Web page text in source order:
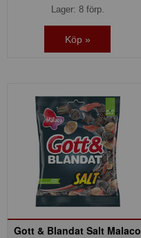
Lager: 8 förp.
Köp »
Gott & Blandat Salt Malaco